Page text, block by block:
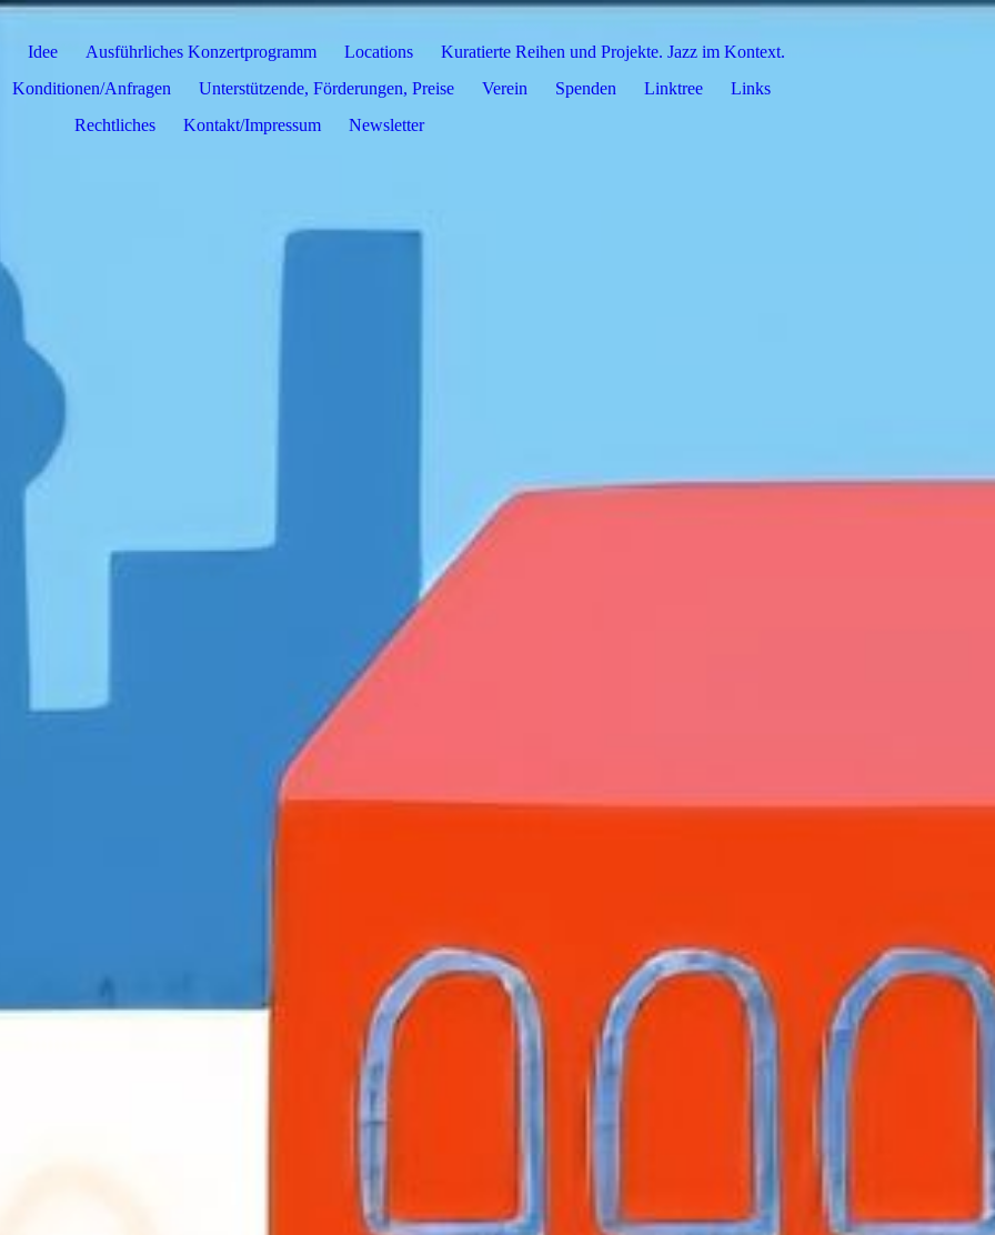
Idee Ausführliches Konzertprogramm Locations
Kuratierte Reihen und Projekte. Jazz im Kontext.
Konditionen/Anfragen Unterstützende, Förderungen, Preise Verein Spenden Linktree
Links
Rechtliches
Kontakt/Impressum Newsletter